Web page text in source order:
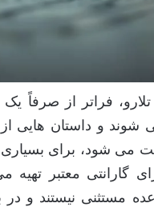
فراتر از صرفاً
و داستان هایی
شود، برای بسیاری
گارانتی معتبر تهیه
مستثنی نیستند و در